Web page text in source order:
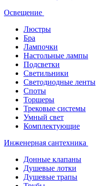
Освещение
Люстры
Бра
Лампочки
Настольные лампы
Подсветки
Светильники
Светодиодные ленты
Споты
Торшеры
Трековые системы
Умный свет
Комплектующие
Инженерная сантехника
Донные клапаны
Душевые лотки
Душевые трапы